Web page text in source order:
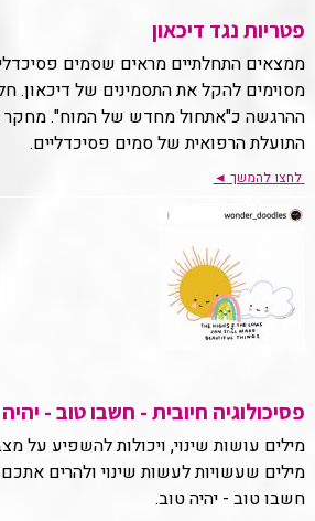
פטריות נגד דיכאון
ממצאים התחלתיים מראים שסמים
מסוימים להקל את התסמינים של דיכאון.
ההרגשה כ"אתחול מחדש של המוח".
התועלת הרפואית של סמים פסיכדליים.
לחצו להמשך ◄
פסיכולוגיה חיובית - חשבו טוב -
מילים עושות שינוי, ויכולות להשפיע על
מילים שעשויות לעשות שינוי ולהרים אתכם.
חשבו טוב - יהיה טוב.